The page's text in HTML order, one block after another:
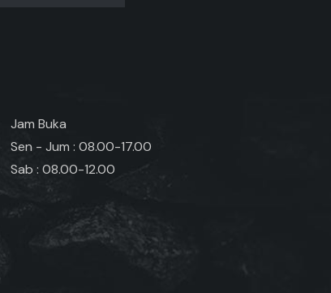
Jam Buka
Sen - Jum : 08.00-17.00
Sab : 08.00-12.00